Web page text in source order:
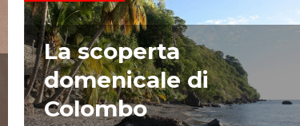
La scoperta
domenicale di
Colombo